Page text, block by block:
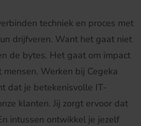
techniek en proces met
drijfveren. Want het gaat niet
de bytes. Het gaat om impact
Werken bij Cegeka
dat je betekenisvolle IT-
klanten. Jij zorgt ervoor dat
intussen ontwikkel je jezelf